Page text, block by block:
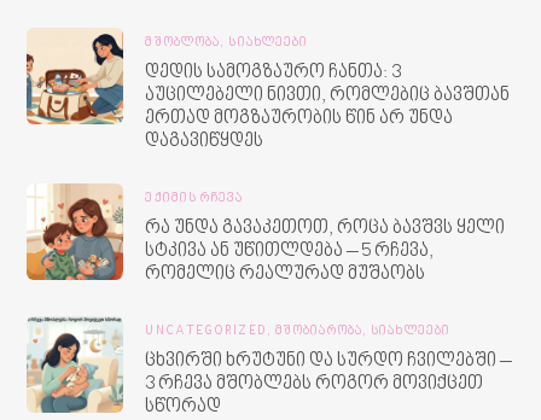
ᲛᲨᲝᲑᲚᲝᲑᲐ, ᲡᲘᲐᲮᲚᲔᲔᲑᲘ
დედის სამოგზაურო ჩანთა: 3
აუცილებელი ნივთი, რომლებიც ბავშთან
ერთად მოგზაურობის წინ არ უნდა
დაგავიწყდეს
ᲔᲥᲘᲛᲘᲡ ᲠᲩᲔᲕᲐ
რა უნდა გავაკეთოთ, როცა ბავშვს ყელი
სტკივა ან უწითლდება – 5 რჩევა,
რომელიც რეალურად მუშაობს
UNCATEGORIZED, ᲛᲨᲝᲑᲘᲐᲠᲝᲑᲐ, ᲡᲘᲐᲮᲚᲔᲔᲑᲘ
ცხვირში ხრუტუნი და სურდო ჩვილებში –
3 რჩევა მშობლებს როგორ მოვიქცეთ
სწორად